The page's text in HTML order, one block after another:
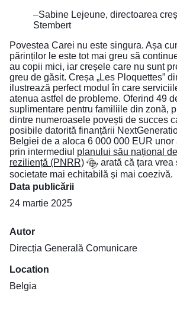
–Sabine Lejeune, directoarea
Stembert
Povestea Carei nu este singura. Așa
părinților le este tot mai greu să
au copii mici, iar creșele care nu sunt
greu de găsit. Creșa „Les Ploquettes”
ilustrează perfect modul în care
atenua astfel de probleme. Oferind 49
suplimentare pentru familiile din zonă,
dintre numeroasele povești de succes
posibile datorită finanțării
Belgiei de a aloca 6 000 000 EUR unor
prin intermediul planului său național
reziliență (PNRR)
arată că țara
societate mai echitabilă și mai coezivă.
Data publicării
24 martie 2025
Autor
Direcția Generală Comunicare
Location
Belgia